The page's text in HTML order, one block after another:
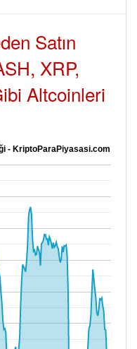
Satın
XRP,
Altcoinleri
- KriptoParaPiyasasi.com